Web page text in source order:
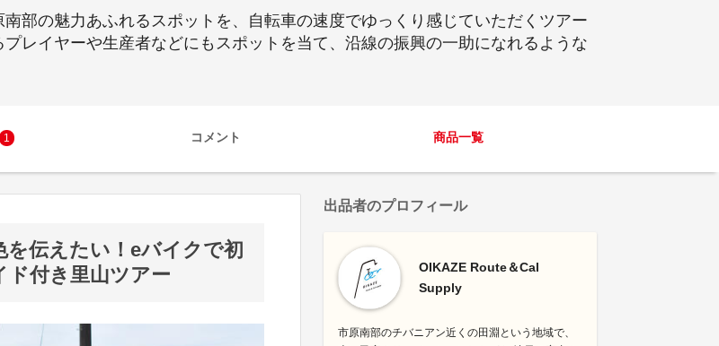
部の魅力あふれるスポットを、自転車の速度でゆっくり感じていただくツアー
レイヤーや生産者などにもスポットを当て、沿線の振興の一助になれるような
1 コメント 商品一覧
伝えたい！eバイクで初
ド付き里山ツアー
出品者のプロフィール
OIKAZE Route＆Cal
Supply
市原南部のチバニアン近くの田淵という地域で、